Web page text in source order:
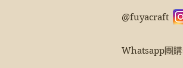
@fuyacraft
Whatsapp團